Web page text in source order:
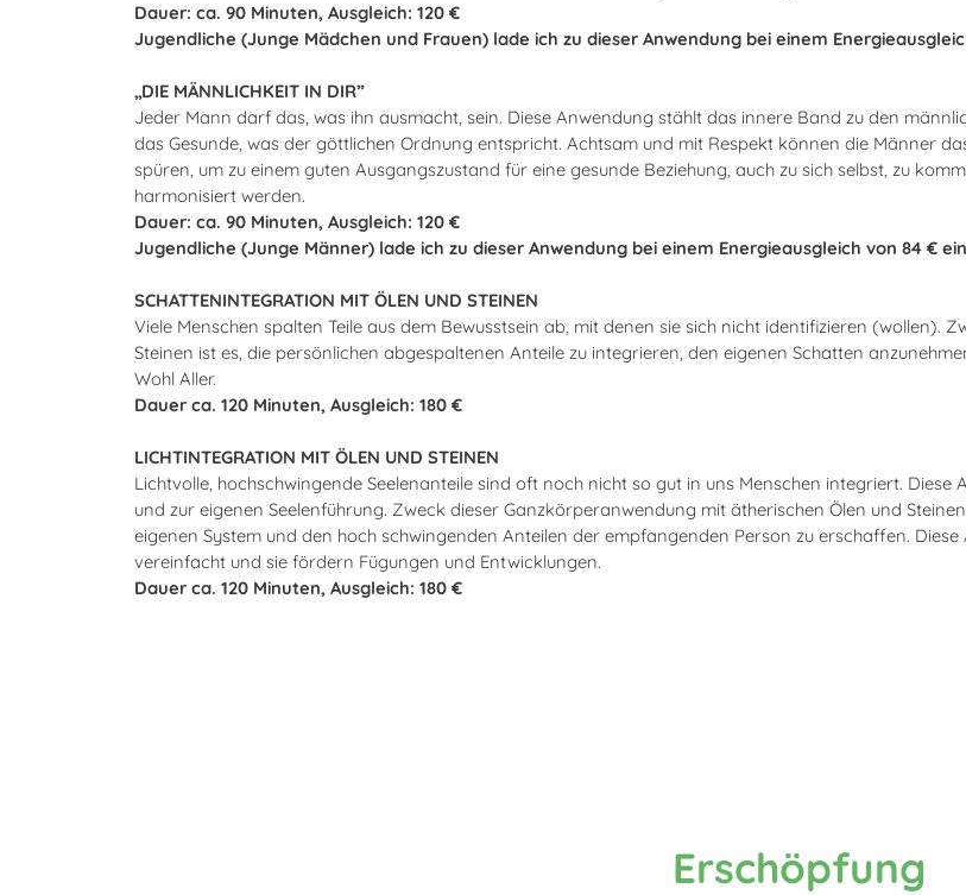
Dauer: ca. 90 Minuten, Ausgleich: 120 €
Jugendliche (Junge Mädchen und Frauen) lade ich zu dieser Anwendung bei einem
„DIE MÄNNLICHKEIT IN DIR”
Jeder Mann darf das, was ihn ausmacht, sein. Diese Anwendung stählt das innere Band zu den
das Gesunde, was der göttlichen Ordnung entspricht. Achtsam und mit Respekt können die Männer
spüren, um zu einem guten Ausgangszustand für eine gesunde Beziehung, auch zu sich selbst, zu
harmonisiert werden.
Dauer: ca. 90 Minuten, Ausgleich: 120 €
Jugendliche (Junge Männer) lade ich zu dieser Anwendung bei einem Energieausgleich von 84 €
SCHATTENINTEGRATION MIT ÖLEN UND STEINEN
Viele Menschen spalten Teile aus dem Bewusstsein ab, mit denen sie sich nicht identifizieren (wollen).
Steinen ist es, die persönlichen abgespaltenen Anteile zu integrieren, den eigenen Schatten
Wohl Aller.
Dauer ca. 120 Minuten, Ausgleich: 180 €
LICHTINTEGRATION MIT ÖLEN UND STEINEN
Lichtvolle, hochschwingende Seelenanteile sind oft noch nicht so gut in uns Menschen integriert. Diese
und zur eigenen Seelenführung. Zweck dieser Ganzkörperanwendung mit ätherischen Ölen und
eigenen System und den hoch schwingenden Anteilen der empfangenden Person zu erschaffen.
vereinfacht und sie fördern Fügungen und Entwicklungen.
Dauer ca. 120 Minuten, Ausgleich: 180 €
Erschöpfung